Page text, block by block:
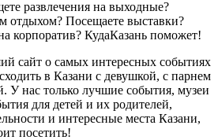
развлечения на выходные?
отдыхом? Посещаете выставки?
корпоратив? КудаКазань поможет!
сайт о самых интересных событиях
в Казани с девушкой, с парнем
У нас только лучшие события, музеи
для детей и их родителей,
и интересные места Казани,
посетить!